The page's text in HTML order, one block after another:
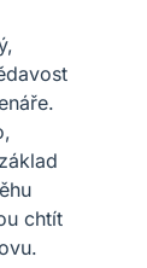
chtít